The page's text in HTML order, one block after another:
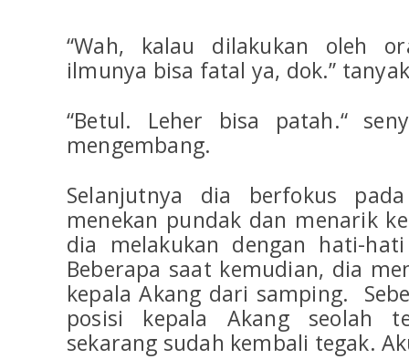
“Wah, kalau dilakukan oleh
ilmunya bisa fatal ya, dok.”
“Betul. Leher bisa patah.“
mengembang.
Selanjutnya dia berfokus
menekan pundak dan menarik
dia melakukan dengan hati-
Beberapa saat kemudian, dia
kepala Akang dari samping.
posisi kepala Akang seolah
sekarang sudah kembali tegak.